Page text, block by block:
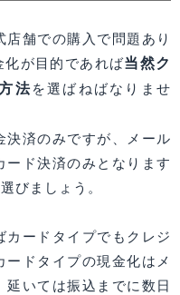
舗での購入で問題あり
化が目的であれば当然ク
法を選ばねばなりませ
済のみですが、メール
ド決済のみとなります
びましょう。
ードタイプでもクレジ
ドタイプの現金化はメ
いては振込までに数日